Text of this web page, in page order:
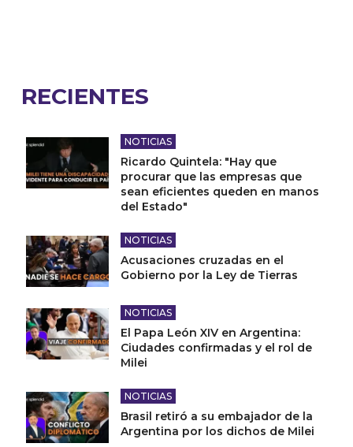
RECIENTES
NOTICIAS
Ricardo Quintela: "Hay que
procurar que las empresas que
sean eficientes queden en manos
del Estado"
NOTICIAS
Acusaciones cruzadas en el
Gobierno por la Ley de Tierras
NOTICIAS
El Papa León XIV en Argentina:
Ciudades confirmadas y el rol de
Milei
NOTICIAS
Brasil retiró a su embajador de la
Argentina por los dichos de Milei